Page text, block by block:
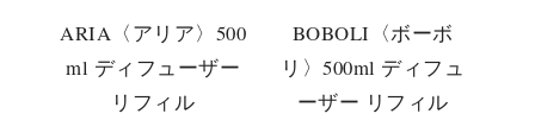
ARIA〈アリア〉500
ml ディフューザー
リフィル
BOBOLI〈ボーボ
リ〉500ml ディフュ
ーザー リフィル